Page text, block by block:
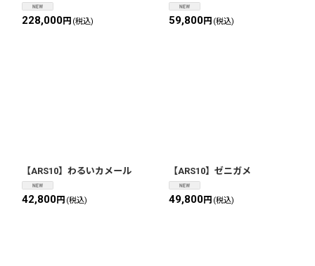
228,000円 (税込) 59,800円 (税込)
【ARS10】わるいカメール
42,800円 (税込)
【ARS10】ゼニガメ
49,800円 (税込)